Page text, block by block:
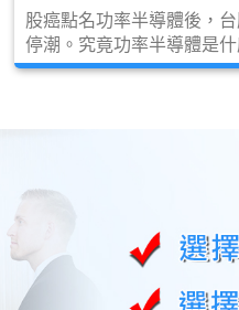
股癌點名功率半導體後，
停潮。究竟功率半導體是
中心與電動車如何帶動需